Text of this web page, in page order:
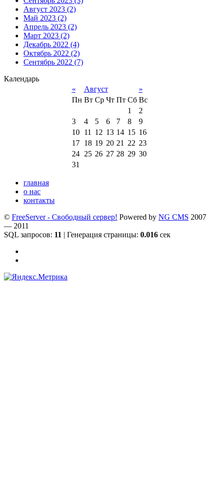
Август 2023 (2)
Май 2023 (2)
Апрель 2023 (2)
Март 2023 (2)
Декабрь 2022 (4)
Октябрь 2022 (2)
Сентябрь 2022 (7)
Календарь
«
Август
»
Пн Вт Ср Чт Пт Сб Вс
1
2
3
4 5 6 7 8
9
10
11 12 13 14 15 16
17
18 19 20 21 22 23
24
25 26 27 28 29 30
31
главная
о нас
контакты
© FreeServer - Свободный сервер! Powered by NG CMS 2007
— 2011
SQL запросов: 11 | Генерация страницы: 0.016 сек